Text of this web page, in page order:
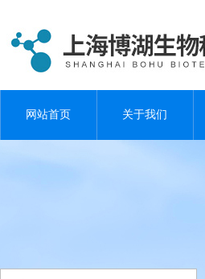
网站首页 关于我们